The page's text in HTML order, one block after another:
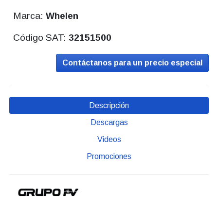
Marca:Whelen
Código SAT:32151500
Contáctanos para un precio especial
Descripción
Descargas
Videos
Promociones